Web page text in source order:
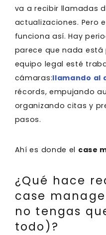
va a recibir llamadas
actualizaciones. Pero
funciona así. Hay
parece que nada está
equipo legal esté
cámaras:llamando al
récords, empujando
organizando citas y
pasos.
Ahí es donde el case
¿Qué hace
case
no tengas
todo)?